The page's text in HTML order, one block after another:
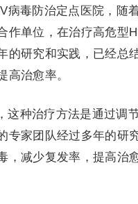
病毒防治定点医院，随
作单位，在治疗高危型
的研究和实践，已经总
高治愈率。
这种治疗方法是通过调
专家团队经过多年的研
，减少复发率，提高治